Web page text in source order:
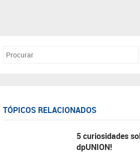
TÓPICOS RELACIONADOS
5 curiosidades
dpUNION!